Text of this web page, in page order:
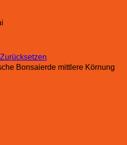
Zurücksetzen
Bonsaierde mittlere Körnung